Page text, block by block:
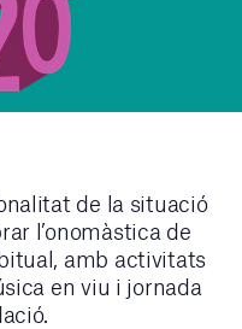
de la situació
l’onomàstica de
amb activitats
en viu i jornada